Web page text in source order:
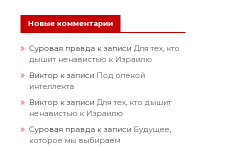
Новые комментарии
Суровая правда к записи Для тех, кто
дышит ненавистью к Израилю
Виктор к записи Под опекой
интеллекта
Виктор к записи Для тех, кто дышит
ненавистью к Израилю
Суровая правда к записи Будущее,
которое мы выбираем